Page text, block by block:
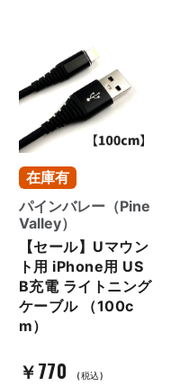
在庫有
パインバレー（Pine
Valley）
【セール】Uマウン
ト用 iPhone用 US
B充電 ライトニング
ケーブル （100c
m）
￥770 (税込)